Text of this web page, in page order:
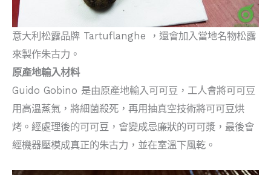
意大利松露品牌 Tartuflanghe ，還會加入當地名物松露
來製作朱古力。
原產地輸入材料
Guido Gobino 是由原產地輸入可可豆，工人會將可可豆
用高溫蒸氣，將細菌殺死，再用抽真空技術將可可豆烘
烤。經處理後的可可豆，會變成忌廉狀的可可漿，最後會
經機器壓模成真正的朱古力，並在室溫下風乾。